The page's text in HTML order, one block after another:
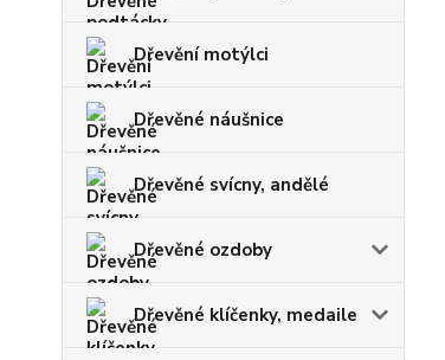
Dřevění motýlci
Dřevěné náušnice
Dřevěné svícny, andělé
Dřevěné ozdoby
Dřevěné klíčenky, medaile